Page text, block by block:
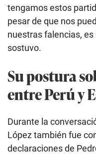
tengamos estos
pesar de que nos
nuestras falencias,
sostuvo.
Su postura
entre Perú y
Durante la
López también fue
declaraciones de